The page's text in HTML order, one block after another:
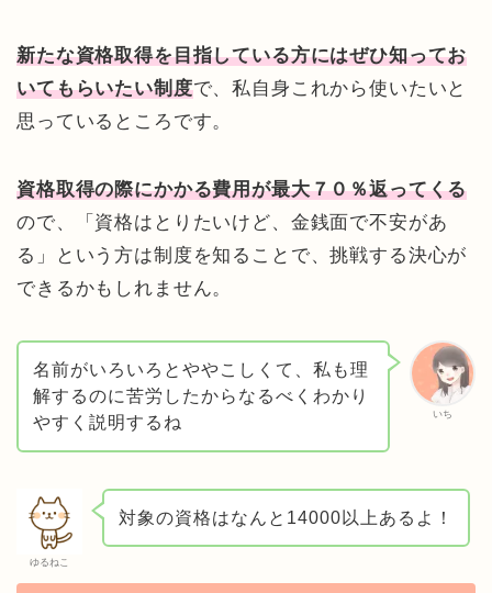
新たな資格取得を目指している方にはぜひ知ってお
いてもらいたい制度で、私自身これから使いたいと
思っているところです。
資格取得の際にかかる費用が最大７０％返ってくる
ので、「資格はとりたいけど、金銭面で不安があ
る」という方は制度を知ることで、挑戦する決心が
できるかもしれません。
いち
名前がいろいろとややこしくて、私も理
解するのに苦労したからなるべくわかり
やすく説明するね
ゆるねこ
対象の資格はなんと14000以上あるよ！